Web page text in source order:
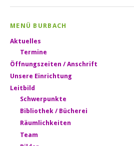
MENÜ BURBACH
Aktuelles
Termine
Öffnungszeiten / Anschrift
Unsere Einrichtung
Leitbild
Schwerpunkte
Bibliothek / Bücherei
Räumlichkeiten
Team